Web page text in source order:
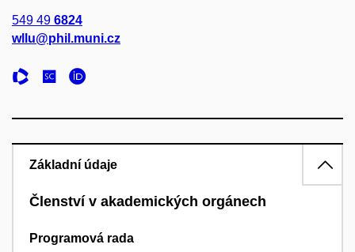
549 49 6824
wllu@phil.muni.cz
Základní údaje
Členství v akademických orgánech
Programová rada